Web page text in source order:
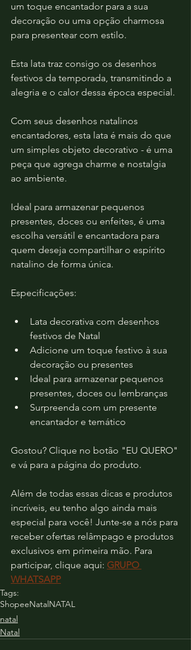
um toque encantador para a sua
decoração ou uma opção charmosa
para presentear com estilo.
Esta lata traz consigo os desenhos
festivos da temporada, transmitindo a
alegria e o calor dessa época especial.
Com seus desenhos natalinos
encantadores, esta lata é mais do que
um simples objeto decorativo - é uma
peça que agrega charme e nostalgia
ao ambiente.
Ideal para armazenar pequenos
presentes, doces ou enfeites, é uma
escolha versátil e encantadora para
quem deseja compartilhar o espírito
natalino de forma única.
Especificações:
Lata decorativa com desenhos
festivos de Natal
Adicione um toque festivo à sua
decoração ou presentes
Ideal para armazenar pequenos
presentes, doces ou lembranças
Surpreenda com um presente
encantador e temático
Gostou? Clique no botão "EU QUERO"
e vá para a página do produto.
Além de todas essas dicas e produtos
incríveis, eu tenho algo ainda mais
especial para você! Junte-se a nós para
receber ofertas relâmpago e produtos
exclusivos em primeira mão. Para
participar, clique aqui: GRUPO
WHATSAPP
Tags:
ShopeeNatalNATAL
natal
Natal